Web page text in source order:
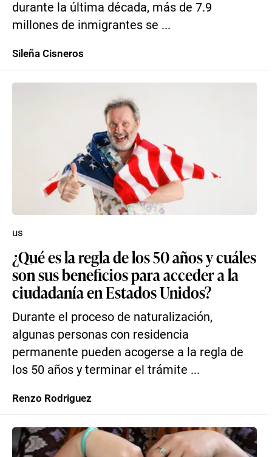
durante la última década, más de 7.9
millones de inmigrantes se ...
Sileña Cisneros
¿Qué es la regla de los 50 años y cuáles
son sus beneficios para acceder a la
ciudadanía en Estados Unidos?
Durante el proceso de naturalización,
algunas personas con residencia
permanente pueden acogerse a la regla de
los 50 años y terminar el trámite ...
us
Renzo Rodriguez